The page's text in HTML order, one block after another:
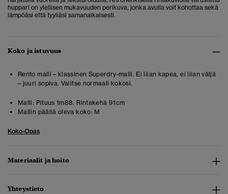
huppari on ylellisen mukavuuden perikuva, jonka avulla voit kohottaa sekä
lämpöäsi että tyyliäsi samanaikaisesti.
Koko ja istuvuus
Rento malli – klassinen Superdry-malli. Ei liian kapea, ei liian väljä
– juuri sopiva. Valitse normaali kokosi.
Malli: Pituus 1m88. Rintakehä 91cm
Mallin päällä oleva koko: M
Koko-Opas
Materiaalit ja hoito
Yhteystieto